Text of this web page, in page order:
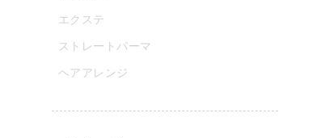
エクステ
ストレートパーマ
ヘアアレンジ